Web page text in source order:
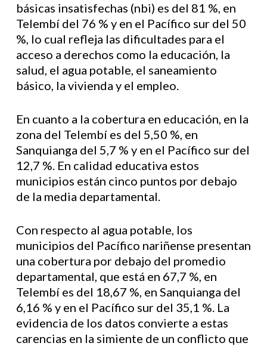
básicas insatisfechas (nbi) es del 81 %, en
Telembí del 76 % y en el Pacífico sur del 50
%, lo cual refleja las dificultades para el
acceso a derechos como la educación, la
salud, el agua potable, el saneamiento
básico, la vivienda y el empleo.
En cuanto a la cobertura en educación, en la
zona del Telembí es del 5,50 %, en
Sanquianga del 5,7 % y en el Pacífico sur del
12,7 %. En calidad educativa estos
municipios están cinco puntos por debajo
de la media departamental.
Con respecto al agua potable, los
municipios del Pacífico nariñense presentan
una cobertura por debajo del promedio
departamental, que está en 67,7 %, en
Telembí es del 18,67 %, en Sanquianga del
6,16 % y en el Pacífico sur del 35,1 %. La
evidencia de los datos convierte a estas
carencias en la simiente de un conflicto que